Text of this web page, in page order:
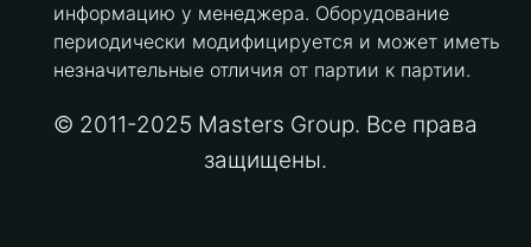
информацию у менеджера. Оборудование
периодически модифицируется и может иметь
незначительные отличия от партии к партии.
© 2011-2025 Masters Group. Все права
защищены.